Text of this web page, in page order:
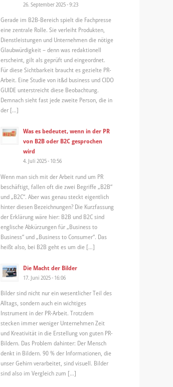
26. September 2025 - 9:23
Gerade im B2B-Bereich spielt die Fachpresse
eine zentrale Rolle. Sie verleiht Produkten,
Dienstleistungen und Unternehmen die nötige
Glaubwürdigkeit – denn was redaktionell
erscheint, gilt als geprüft und eingeordnet.
Für diese Sichtbarkeit braucht es gezielte PR-
Arbeit. Eine Studie von it&d business und CIDO
GUIDE unterstreicht diese Beobachtung.
Demnach sieht fast jede zweite Person, die in
der […]
Was es bedeutet, wenn in der PR
von B2B oder B2C gesprochen
wird
4. Juli 2025 - 10:56
Wenn man sich mit der Arbeit rund um PR
beschäftigt, fallen oft die zwei Begriffe „B2B“
und „B2C“. Aber was genau steckt eigentlich
hinter diesen Bezeichnungen? Die Kurzfassung
der Erklärung wäre hier: B2B und B2C sind
englische Abkürzungen für „Business to
Business“ und „Business to Consumer“. Das
heißt also, bei B2B geht es um die […]
Die Macht der Bilder
17. Juni 2025 - 16:06
Bilder sind nicht nur ein wesentlicher Teil des
Alltags, sondern auch ein wichtiges
Instrument in der PR-Arbeit. Trotzdem
stecken immer weniger Unternehmen Zeit
und Kreativität in die Erstellung von guten PR-
Bildern. Das Problem dahinter: Der Mensch
denkt in Bildern. 90 % der Informationen, die
unser Gehirn verarbeitet, sind visuell. Bilder
sind also im Vergleich zum […]